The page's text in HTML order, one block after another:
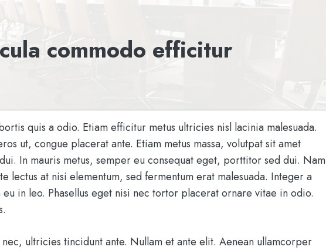
commodo efficitur
quis a odio. Etiam efficitur metus ultricies nisl lacinia malesuada.
ut, congue placerat ante. Etiam metus massa, volutpat sit amet
In mauris metus, semper eu consequat eget, porttitor sed dui. Nam
lectus at nisi elementum, sed fermentum erat malesuada. Integer a
in leo. Phasellus eget nisi nec tortor placerat ornare vitae in odio.
ultricies tincidunt ante. Nullam et ante elit. Aenean ullamcorper